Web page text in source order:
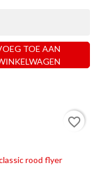
TOE AAN
favorite_border